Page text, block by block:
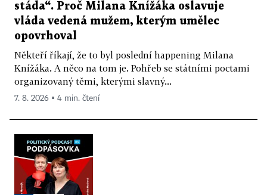
stáda“. Proč Milana Knížáka oslavuje
vláda vedená mužem, kterým umělec
opovrhoval
Někteří říkají, že to byl poslední happening Milana
Knížáka. A něco na tom je. Pohřeb se státními poctami
organizovaný těmi, kterými slavný...
7. 8. 2026 ▪ 4 min. čtení